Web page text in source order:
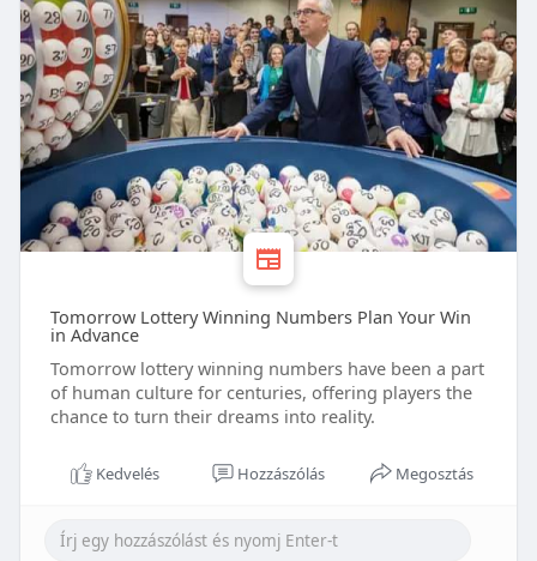
Tomorrow Lottery Winning Numbers Plan Your Win
in Advance
Tomorrow lottery winning numbers have been a part
of human culture for centuries, offering players the
chance to turn their dreams into reality.
Kedvelés Hozzászólás Megosztás